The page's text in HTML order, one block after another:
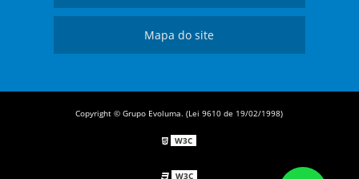
Mapa do site
Copyright © Grupo Evoluma. (Lei 9610 de 19/02/1998)
W3C
W3C